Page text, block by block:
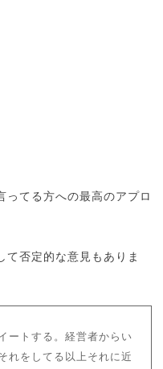
ってる方への最高のアプロ
て否定的な意見もありま
ートする。経営者からい
れをしてる以上それに近